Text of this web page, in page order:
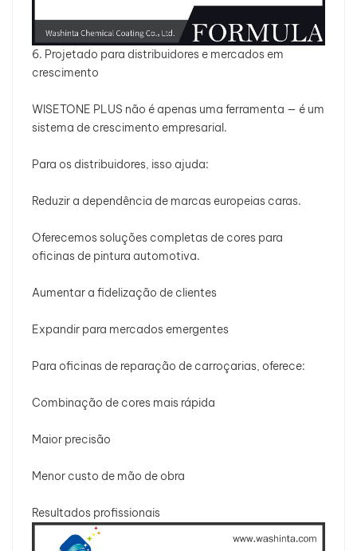
6. Projetado para distribuidores e mercados em
crescimento
WISETONE PLUS não é apenas uma ferramenta — é um
sistema de crescimento empresarial.
Para os distribuidores, isso ajuda:
Reduzir a dependência de marcas europeias caras.
Oferecemos soluções completas de cores para
oficinas de pintura automotiva.
Aumentar a fidelização de clientes
Expandir para mercados emergentes
Para oficinas de reparação de carroçarias, oferece:
Combinação de cores mais rápida
Maior precisão
Menor custo de mão de obra
Resultados profissionais